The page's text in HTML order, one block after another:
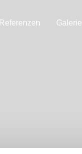
Referenzen Galerie